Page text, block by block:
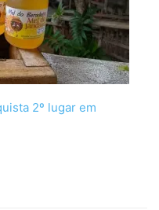
2º lugar em